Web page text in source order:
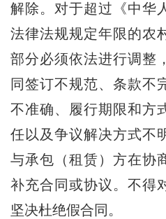
解除。对于超过《中华
法律法规规定年限的农
部分必须依法进行调整
同签订不规范、条款不
不准确、履行期限和方
任以及争议解决方式不
与承包（租赁）方在协
补充合同或协议。不得
坚决杜绝假合同。